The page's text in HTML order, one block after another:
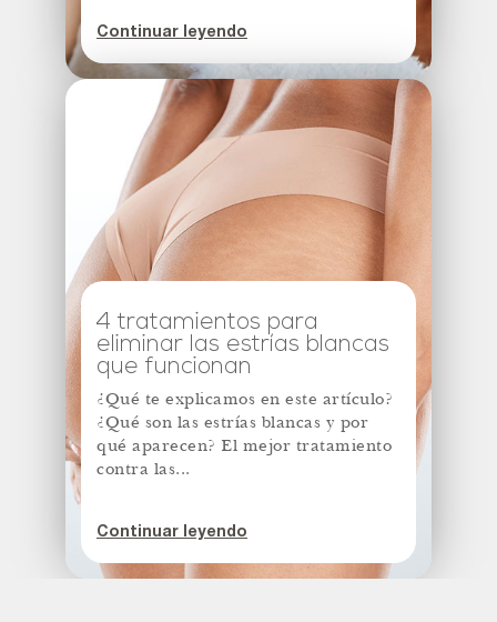
Continuar leyendo
4 tratamientos para
eliminar las estrías blancas
que funcionan
¿Qué te explicamos en este artículo?
¿Qué son las estrías blancas y por
qué aparecen? El mejor tratamiento
contra las...
Continuar leyendo